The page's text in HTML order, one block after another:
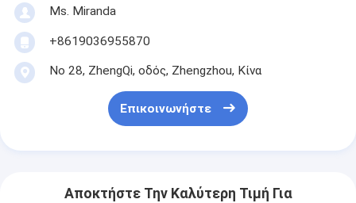
Ms. Miranda
+8619036955870
Νο 28, ZhengQi, οδός, Zhengzhou, Κίνα
Επικοινωνήστε
Αποκτήστε Την Καλύτερη Τιμή Για